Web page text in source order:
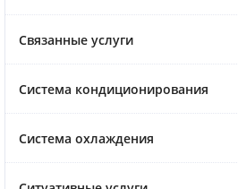
Связанные услуги
Система кондиционирования
Система охлаждения